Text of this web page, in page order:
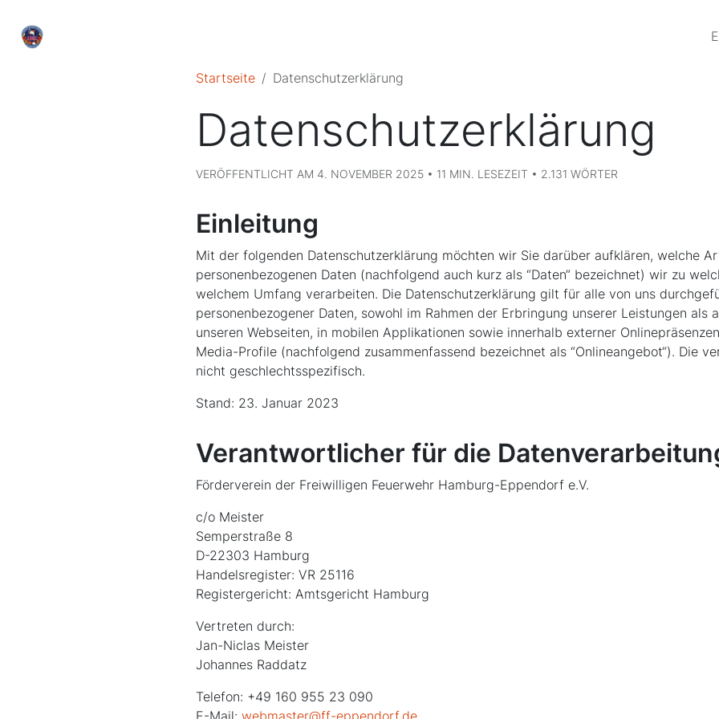
Startseite Datenschutzerklärung
Datenschutzerklärung
VERÖFFENTLICHT AM 4. NOVEMBER 2025 • 11 MIN. LESEZEIT • 2.131 WÖRTER
Einleitung
Mit der folgenden Datenschutzerklärung möchten wir Sie darüber aufklären, welche
personenbezogenen Daten (nachfolgend auch kurz als “Daten“ bezeichnet) wir zu
welchem Umfang verarbeiten. Die Datenschutzerklärung gilt für alle von uns
personenbezogener Daten, sowohl im Rahmen der Erbringung unserer Leistungen als
unseren Webseiten, in mobilen Applikationen sowie innerhalb externer
Media-Profile (nachfolgend zusammenfassend bezeichnet als “Onlineangebot“). Die
nicht geschlechtsspezifisch.
Stand: 23. Januar 2023
Verantwortlicher für die
Förderverein der Freiwilligen Feuerwehr Hamburg-Eppendorf e.V.
c/o Meister
Semperstraße 8
D-22303 Hamburg
Handelsregister: VR 25116
Registergericht: Amtsgericht Hamburg
Vertreten durch:
Jan-Niclas Meister
Johannes Raddatz
Telefon: +49 160 955 23 090
E-Mail: webmaster@ff-eppendorf.de